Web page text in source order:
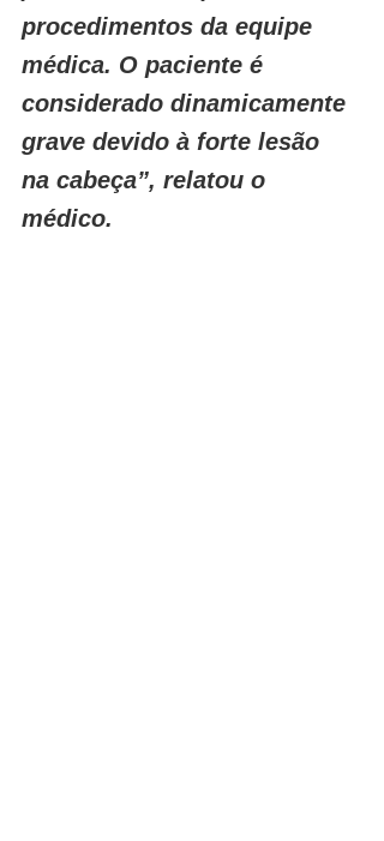
procedimentos da equipe
médica. O paciente é
considerado dinamicamente
grave devido à forte lesão
na cabeça”, relatou o
médico.